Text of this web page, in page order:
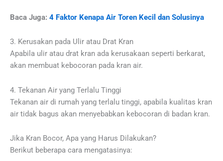
Baca Juga: 4 Faktor Kenapa Air Toren Kecil dan Solusinya
3. Kerusakan pada Ulir atau Drat Kran
Apabila ulir atau drat kran ada kerusakaan seperti berkarat,
akan membuat kebocoran pada kran air.
4. Tekanan Air yang Terlalu Tinggi
Tekanan air di rumah yang terlalu tinggi, apabila kualitas kran
air tidak bagus akan menyebabkan kebocoran di badan kran.
Jika Kran Bocor, Apa yang Harus Dilakukan?
Berikut beberapa cara mengatasinya: